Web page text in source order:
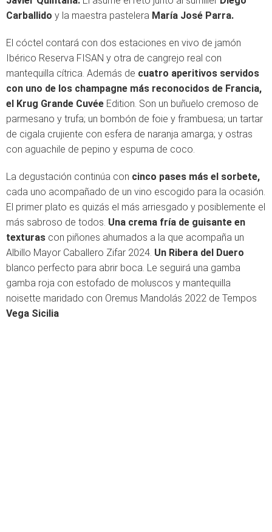
Carballido y la maestra pastelera María José Parra.
El cóctel contará con dos estaciones en vivo de jamón
Ibérico Reserva FISAN y otra de cangrejo real con
mantequilla cítrica. Además de cuatro aperitivos servidos
con uno de los champagne más reconocidos de Francia,
el Krug Grande Cuvée Edition. Son un buñuelo cremoso de
parmesano y trufa; un bombón de foie y frambuesa; un tartar
de cigala crujiente con esfera de naranja amarga; y ostras
con aguachile de pepino y espuma de coco.
La degustación continúa con cinco pases más el sorbete,
cada uno acompañado de un vino escogido para la ocasión.
El primer plato es quizás el más arriesgado y posiblemente el
más sabroso de todos. Una crema fría de guisante en
texturas con piñones ahumados a la que acompaña un
Albillo Mayor Caballero Zifar 2024. Un Ribera del Duero
blanco perfecto para abrir boca. Le seguirá una gamba
gamba roja con estofado de moluscos y mantequilla
noisette maridado con Oremus Mandolás 2022 de Tempos
Vega Sicilia